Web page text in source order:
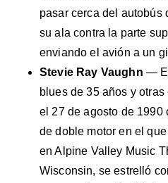
pasar cerca del autobús
su ala contra la parte
enviando el avión a un
Stevie Ray Vaughn —
blues de 35 años y
el 27 de agosto de 1990
de doble motor en el
en Alpine Valley Music
Wisconsin, se estrelló